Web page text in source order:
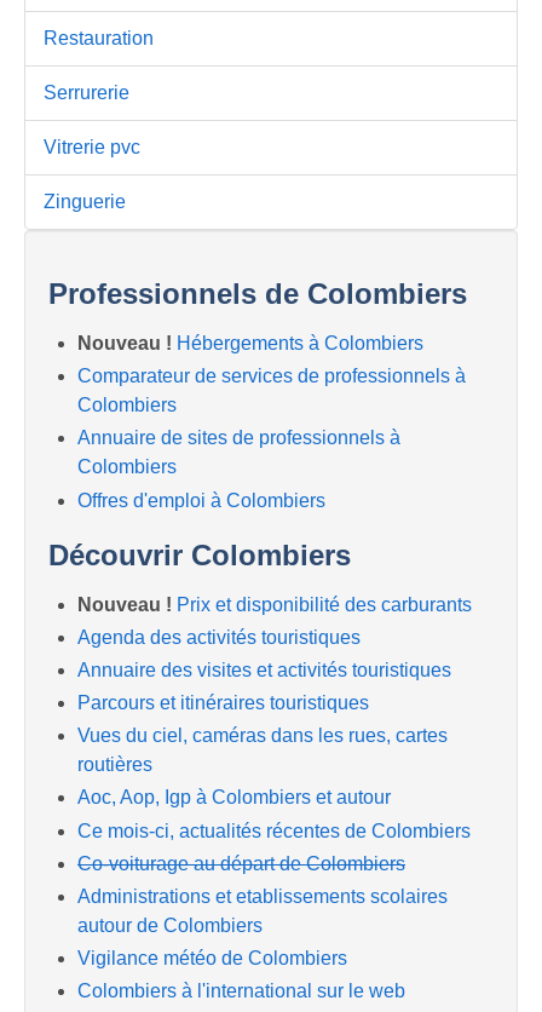
Restauration
Serrurerie
Vitrerie pvc
Zinguerie
Professionnels de Colombiers
Nouveau ! Hébergements à Colombiers
Comparateur de services de professionnels à
Colombiers
Annuaire de sites de professionnels à
Colombiers
Offres d'emploi à Colombiers
Découvrir Colombiers
Nouveau ! Prix et disponibilité des carburants
Agenda des activités touristiques
Annuaire des visites et activités touristiques
Parcours et itinéraires touristiques
Vues du ciel, caméras dans les rues, cartes
routières
Aoc, Aop, Igp à Colombiers et autour
Ce mois-ci, actualités récentes de Colombiers
Co-voiturage au départ de Colombiers
Administrations et etablissements scolaires
autour de Colombiers
Vigilance météo de Colombiers
Colombiers à l'international sur le web